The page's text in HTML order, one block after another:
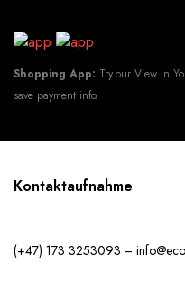
Shopping App: Try our View in
save payment info.
Kontaktaufnahme
(+47) 173 3253093 –